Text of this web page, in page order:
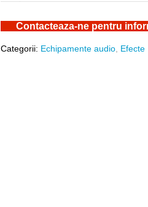
Contacteaza-ne pentru
Categorii: Echipamente audio Efecte